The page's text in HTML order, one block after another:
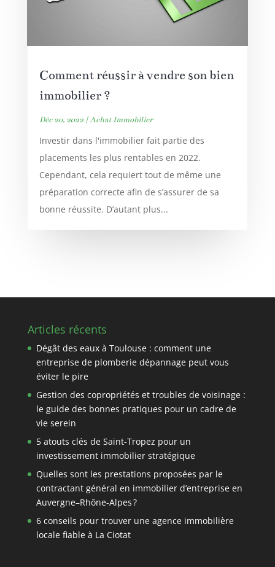
Comment réussir à vendre son bien
immobilier ?
Déc 20, 2022|Achat Immobilier
Investir dans l'immobilier fait partie des
placements les plus rentables en 2022.
Cependant, cela requiert tout de même une
préparation correcte afin de s’assurer de sa
bonne réussite. D’autant plus...
Articles récents
Dégât des eaux à Toulouse : comment une
entreprise de plomberie dépannage peut vous
éviter le pire
Gestion des copropriétés et troubles de voisinage :
le guide des bonnes pratiques pour un cadre de
vie serein
5 atouts clés de Saint-Tropez pour un
investissement immobilier stratégique
Quelles sont les prestations proposées par le
contractant général en immobilier d’entreprise en
Auvergne–Rhône-Alpes ?
6 conseils pour trouver une agence immobilière
locale fiable à La Ciotat